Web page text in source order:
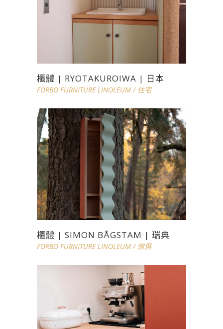
櫃體 | RYOTAKUROIWA | 日本
FORBO FURNITURE LINOLEUM/ 住宅
櫃體 | SIMON BÅGSTAM | 瑞典
FORBO FURNITURE LINOLEUM/ 傢俱